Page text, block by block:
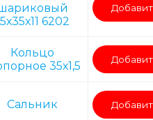
6202
Кольцо
35х1,5
Сальник